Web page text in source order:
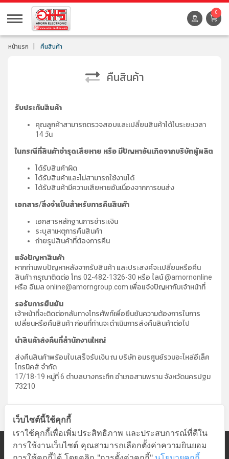
0
หน้าแรก คืนสินค้า
คืนสินค้า
รับประกันสินค้า
คุณลูกค้าสามารถตรวจสอบและเปลี่ยนสินค้าได้ในระยะเวลา
14 วัน
ในกรณีที่สินค้าชำรุดเสียหาย หรือ มีปัญหาอันเกิดจากบริษัทผู้ผลิต
ได้รับสินค้าผิด
ได้รับสินค้าและไม่สามารถใช้งานได้
ได้รับสินค้ามีความเสียหายอันเนื่องจากการขนส่ง
เอกสาร/สิ่งจำเป็นสำหรับการคืนสินค้า
เอกสารหลักฐานการชำระเงิน
ระบุสาเหตุการคืนสินค้า
ถ่ายรูปสินค้าที่ต้องการคืน
แจ้งปัญหาสินค้า
หากท่านพบปัญหาหลังจากรับสินค้า และประสงค์จะเปลี่ยนหรือคืน
สินค้า กรุณาติดต่อ โทร 02-482-1326-30 หรือ ไลน์ @amornonline
หรือ อีเมล online@amorngroup.com เพื่อแจ้งปัญหากับเจ้าหน้าที่
รอรับการยืนยัน
เจ้าหน้าที่จะติดต่อกลับทางโทรศัพท์เพื่อยืนยันความต้องการในการ
เปลี่ยนหรือคืนสินค้า ก่อนที่ท่านจะดำเนินการส่งคืนสินค้าต่อไป
นำสินค้าส่งคืนที่สำนักงานใหญ่
ส่งคืนสินค้าพร้อมใบเสร็จรับเงิน ณ บริษัท อมรศูนย์รวมอะไหล่อีเล็ค
โทรนิคส์ จำกัด
17/18-19 หมู่ที่ 6 ตำบลบางกระทึก อำเภอสามพราน จังหวัดนครปฐม
73210
หมวดสินค้า
เว็บไซต์นี้ใช้คุกกี้
เราใช้คุกกี้เพื่อเพิ่มประสิทธิภาพ และประสบการณ์ที่ดีใน
การใช้งานเว็บไซต์ คุณสามารถเลือกตั้งค่าความยินยอม